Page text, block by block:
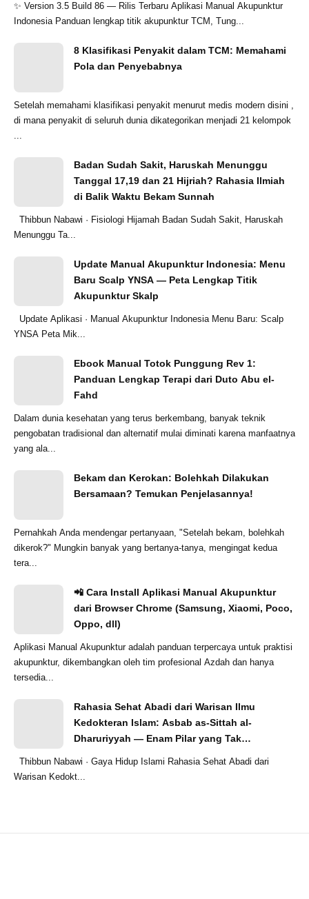
✨ Version 3.5 Build 86 — Rilis Terbaru Aplikasi Manual Akupunktur
Indonesia Panduan lengkap titik akupunktur TCM, Tung...
8 Klasifikasi Penyakit dalam TCM: Memahami
Pola dan Penyebabnya
Setelah memahami klasifikasi penyakit menurut medis modern disini ,
di mana penyakit di seluruh dunia dikategorikan menjadi 21 kelompok
...
Badan Sudah Sakit, Haruskah Menunggu
Tanggal 17,19 dan 21 Hijriah? Rahasia Ilmiah
di Balik Waktu Bekam Sunnah
Menunggu Ta...
Update Manual Akupunktur Indonesia: Menu
Baru Scalp YNSA — Peta Lengkap Titik
Akupunktur Skalp
YNSA Peta Mik...
Ebook Manual Totok Punggung Rev 1:
Panduan Lengkap Terapi dari Duto Abu el-
Fahd
Dalam dunia kesehatan yang terus berkembang, banyak teknik
pengobatan tradisional dan alternatif mulai diminati karena manfaatnya
yang ala...
Bekam dan Kerokan: Bolehkah Dilakukan
Bersamaan? Temukan Penjelasannya!
Pernahkah Anda mendengar pertanyaan, "Setelah bekam, bolehkah
dikerok?" Mungkin banyak yang bertanya-tanya, mengingat kedua
tera...
📲 Cara Install Aplikasi Manual Akupunktur
dari Browser Chrome (Samsung, Xiaomi, Poco,
Oppo, dll)
Aplikasi Manual Akupunktur adalah panduan terpercaya untuk praktisi
akupunktur, dikembangkan oleh tim profesional Azdah dan hanya
tersedia...
Rahasia Sehat Abadi dari Warisan Ilmu
Kedokteran Islam: Asbab as-Sittah al-
Dharuriyyah — Enam Pilar yang Tak
Warisan Kedokt...